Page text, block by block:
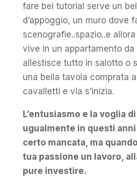
fare bei tutorial serve un
d’appoggio, un muro dove
scenografie..spazio..e
vive in un appartamento da
allestisce tutto in salotto o
una bella tavola comprata
cavalletti e via s’inizia.
L’entusiasmo e la voglia
ugualmente in questi anni
certo mancata, ma
tua passione un lavoro,
pure investire.